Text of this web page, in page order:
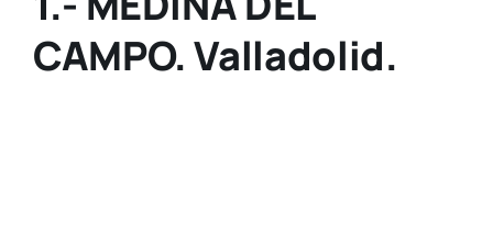
CAMPO. Valladolid.